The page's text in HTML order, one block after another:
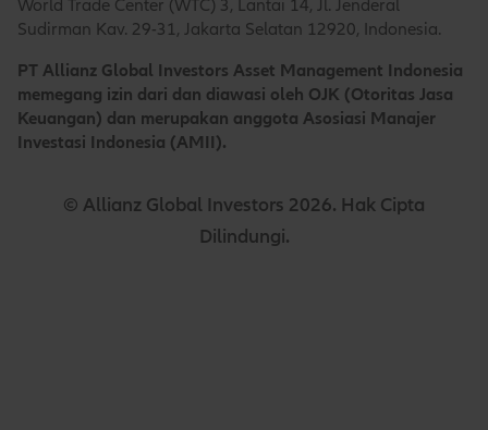
© Allianz Global Investors 2026. Hak Cipta
Dilindungi.
World Trade Center (WTC) 3, Lantai 14, Jl. Jenderal
Sudirman Kav. 29-31, Jakarta Selatan 12920, Indonesia.
PT Allianz Global Investors Asset Management Indonesia
memegang izin dari dan diawasi oleh OJK (Otoritas Jasa
Keuangan) dan merupakan anggota Asosiasi Manajer
Investasi Indonesia (AMII).